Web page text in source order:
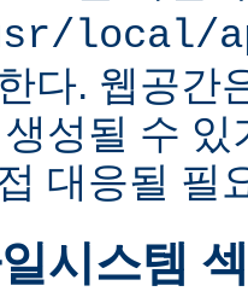
local/
다. 웹공간
생성될 수
대응될 필
시스템